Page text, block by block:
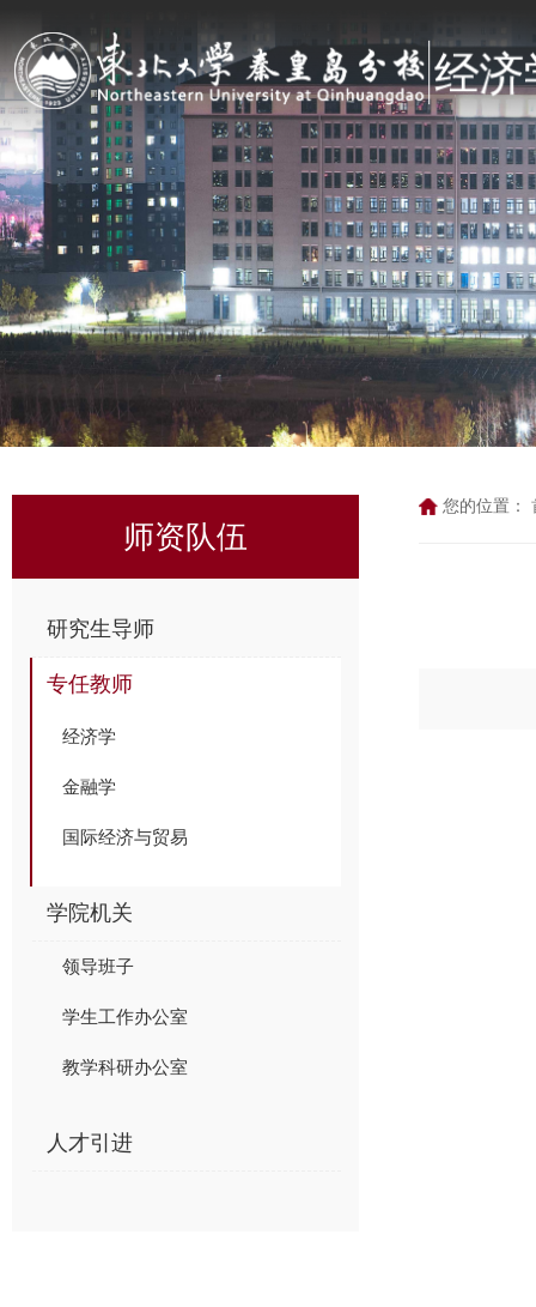
师资队伍
研究生导师
专任教师
经济学
金融学
国际经济与贸易
学院机关
领导班子
学生工作办公室
教学科研办公室
人才引进
您的位置：